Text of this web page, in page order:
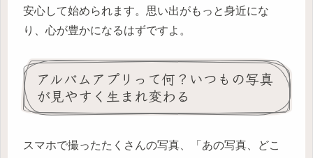
安心して始められます。思い出がもっと身近にな
り、心が豊かになるはずですよ。
アルバムアプリって何？いつもの写真
が見やすく生まれ変わる
スマホで撮ったたくさんの写真、「あの写真、どこ